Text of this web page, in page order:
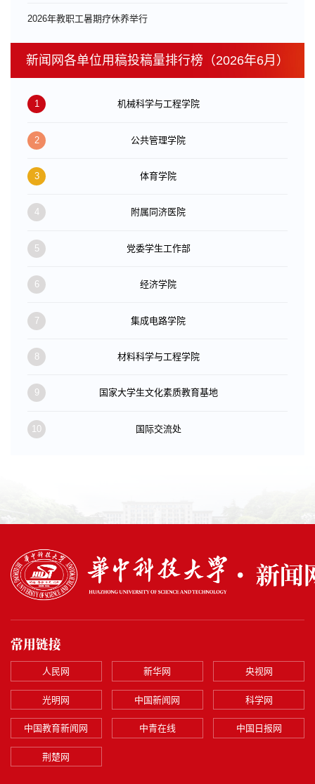
​2026年教职工暑期疗休养举行
新闻网各单位用稿投稿量排行榜（2026年6月）
1 机械科学与工程学院
2 公共管理学院
3 体育学院
4 附属同济医院
5 党委学生工作部
6 经济学院
7 集成电路学院
8 材料科学与工程学院
9 国家大学生文化素质教育基地
10 国际交流处
常用链接
人民网 新华网 央视网
光明网 中国新闻网 科学网
中国教育新闻网 中青在线 中国日报网
荆楚网